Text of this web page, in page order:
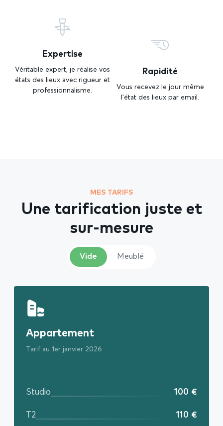
Expertise
Véritable expert, je réalise vos
états des lieux avec rigueur et
professionnalisme.
Rapidité
Vous recevez le jour même
l’état des lieux par email.
MES TARIFS
Une tarification juste et
sur-mesure
Vide Meublé
Appartement
Tarif au 1er janvier 2026
Studio 100 €
T2 110 €